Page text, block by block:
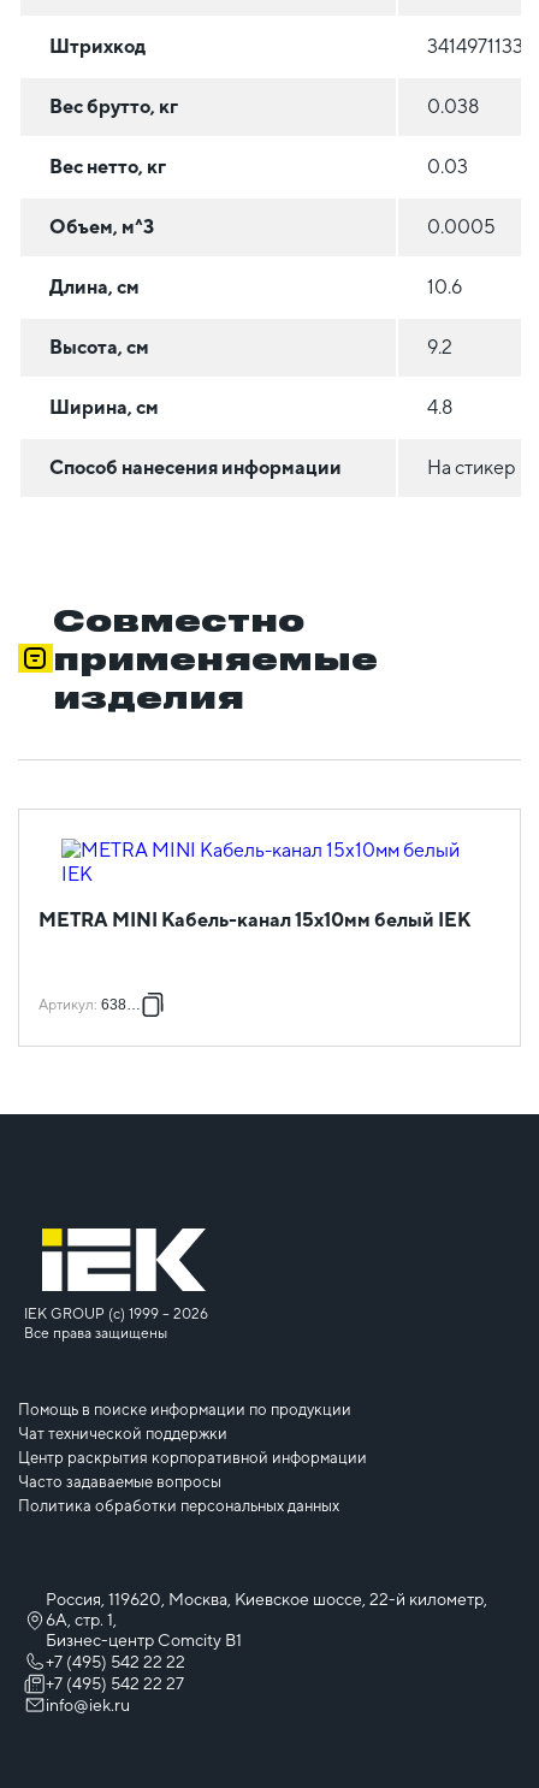
Штрихкод
Вес брутто, кг 0.038
Вес нетто, кг 0.03
Объем, м^3 0.0005
Длина, см 10.6
Высота, см 9.2
Ширина, см 4.8
Способ нанесения информации На стикер
Совместно
применяемые
изделия
METRA MINI Кабель-канал 15х10мм белый IEK
Артикул: 638190
IEK GROUP (c) 1999 – 2026
Все права защищены
Помощь в поиске информации по продукции
Чат технической поддержки
Центр раскрытия корпоративной информации
Часто задаваемые вопросы
Политика обработки персональных данных
Россия, 119620, Москва, Киевское шоссе, 22-й километр,
6А, стр. 1,
Бизнес-центр Comcity B1
+7 (495) 542 22 22
+7 (495) 542 22 27
info@iek.ru